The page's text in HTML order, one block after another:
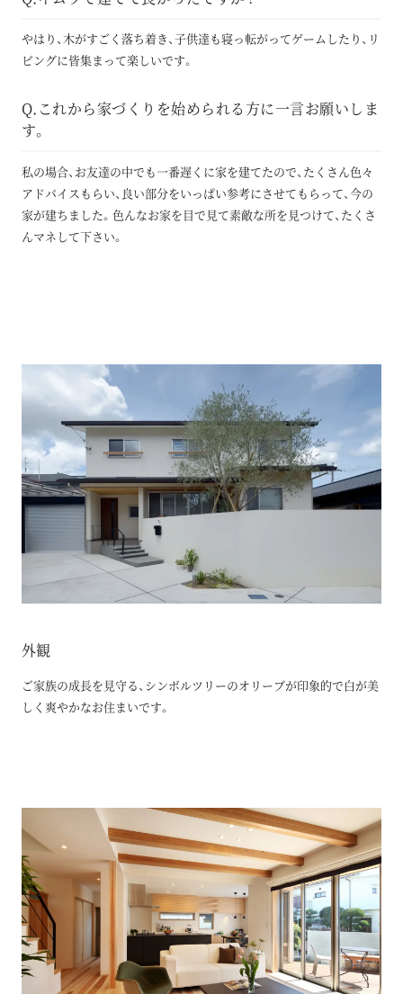
やはり、木がすごく落ち着き、子供達も寝っ転がってゲームしたり、リ
ビングに皆集まって楽しいです。
Q.これから家づくりを始められる方に一言お願いしま
す。
私の場合、お友達の中でも一番遅くに家を建てたので、たくさん色々
アドバイスもらい、良い部分をいっぱい参考にさせてもらって、今の
家が建ちました。色んなお家を目で見て素敵な所を見つけて、たくさ
んマネして下さい。
外観
ご家族の成長を見守る、シンボルツリーのオリーブが印象的で白が美
しく爽やかなお住まいです。